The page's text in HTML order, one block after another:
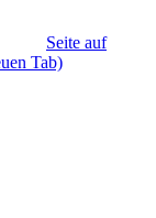
Seite auf
Tab)